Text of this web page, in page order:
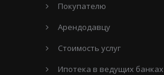
Покупателю
Арендодавцу
Стоимость услуг
Ипотека в ведущих банках